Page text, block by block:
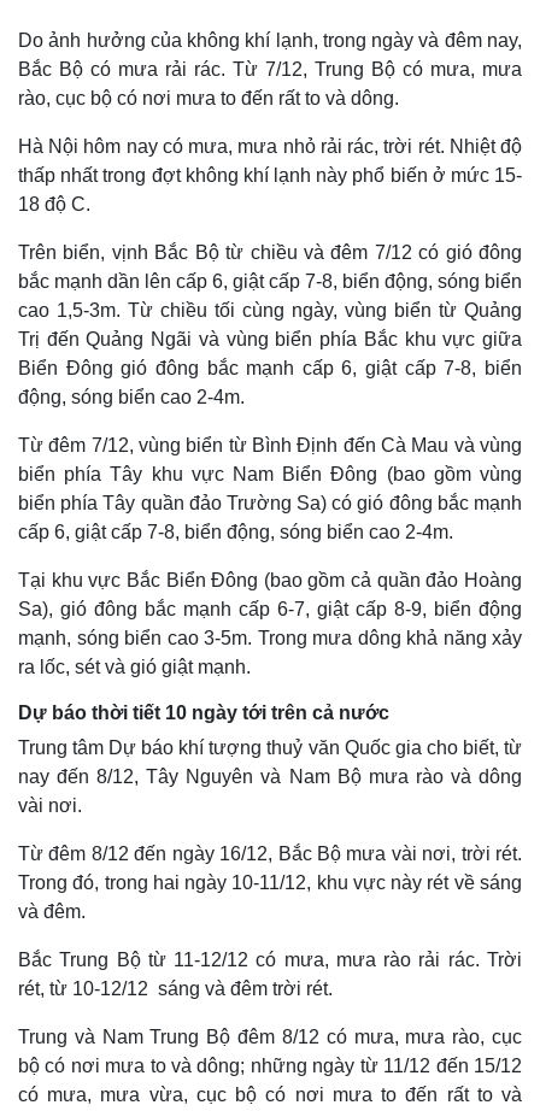
Kinh tế
Bất động sản
Thị trường
Tỷ giá
Chứng khoán
Giá cà phê
Do ảnh hưởng của không khí lạnh, trong ngày và đêm nay,
Bắc Bộ có mưa rải rác. Từ 7/12, Trung Bộ có mưa, mưa
rào, cục bộ có nơi mưa to đến rất to và dông.
Hà Nội hôm nay có mưa, mưa nhỏ rải rác, trời rét. Nhiệt độ
thấp nhất trong đợt không khí lạnh này phổ biến ở mức 15-
18 độ C.
Trên biển, vịnh Bắc Bộ từ chiều và đêm 7/12 có gió đông
bắc mạnh dần lên cấp 6, giật cấp 7-8, biển động, sóng biển
cao 1,5-3m. Từ chiều tối cùng ngày, vùng biển từ Quảng
Trị đến Quảng Ngãi và vùng biển phía Bắc khu vực giữa
Biển Đông gió đông bắc mạnh cấp 6, giật cấp 7-8, biển
động, sóng biển cao 2-4m.
Từ đêm 7/12, vùng biển từ Bình Định đến Cà Mau và vùng
biển phía Tây khu vực Nam Biển Đông (bao gồm vùng
biển phía Tây quần đảo Trường Sa) có gió đông bắc mạnh
cấp 6, giật cấp 7-8, biển động, sóng biển cao 2-4m.
Tại khu vực Bắc Biển Đông (bao gồm cả quần đảo Hoàng
Sa), gió đông bắc mạnh cấp 6-7, giật cấp 8-9, biển động
mạnh, sóng biển cao 3-5m. Trong mưa dông khả năng xảy
ra lốc, sét và gió giật mạnh.
Dự báo thời tiết 10 ngày tới trên cả nước
Trung tâm Dự báo khí tượng thuỷ văn Quốc gia cho biết, từ
nay đến 8/12, Tây Nguyên và Nam Bộ mưa rào và dông
vài nơi.
Từ đêm 8/12 đến ngày 16/12, Bắc Bộ mưa vài nơi, trời rét.
Trong đó, trong hai ngày 10-11/12, khu vực này rét về sáng
và đêm.
Bắc Trung Bộ từ 11-12/12 có mưa, mưa rào rải rác. Trời
rét, từ 10-12/12 sáng và đêm trời rét.
Trung và Nam Trung Bộ đêm 8/12 có mưa, mưa rào, cục
bộ có nơi mưa to và dông; những ngày từ 11/12 đến 15/12
có mưa, mưa vừa, cục bộ có nơi mưa to đến rất to và